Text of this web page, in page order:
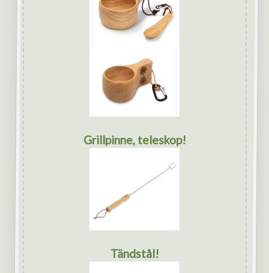
Grillpinne, teleskop!
Tändstål!